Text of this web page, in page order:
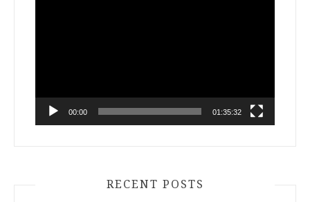
00:00 01:35:32
RECENT POSTS